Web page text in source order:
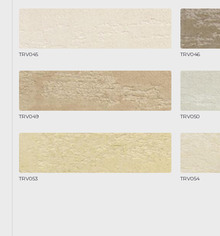
TRV045 TRV046
TRV049 TRV050
TRV053 TRV054